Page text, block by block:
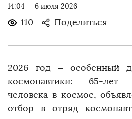
14:04 6 июля 2026
110 Поделиться
2026 год – особенный
космонавтики: 65-лет
человека в космос,
отбор в отряд